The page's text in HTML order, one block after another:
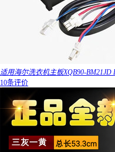
适用海尔洗衣机主板XQB90-BM21JD
10条评价